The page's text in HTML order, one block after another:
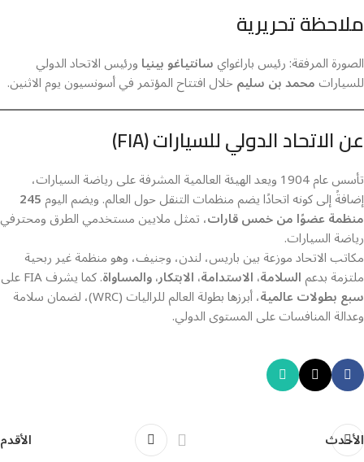
ملاحظة تحريرية
الصورة المرفقة: رئيس باراغوايسانتياغو بينياورئيس الاتحاد الدولي
للسياراتمحمد بن سليمخلال افتتاح المؤتمر في أسونسيون يوم الاثنين.
عن الاتحاد الدولي للسيارات (FIA)
تأسس عام 1904 ويعد الهيئة العالمية المشرفة على رياضة السيارات،
إضافةً إلى كونه اتحادًا يضم منظمات التنقل حول العالم. ويضم اليوم245
منظمة عضوًا من خمس قارات، تمثل ملايين مستخدمي الطرق ومحترفي
رياضة السيارات.
مكاتب الاتحاد موزعة بين باريس، لندن، وجنيف، وهو منظمة غير ربحية
ملتزمة بدعمالسلامة، الاستدامة، الابتكار، والمساواة. كما يشرف FIA على
سبع بطولات عالمية ، أبرزها بطولة العالم للراليات (WRC)، لضمان سلامة
وعدالة المنافسات على المستوى الدولي.
الأحدث الأقدم